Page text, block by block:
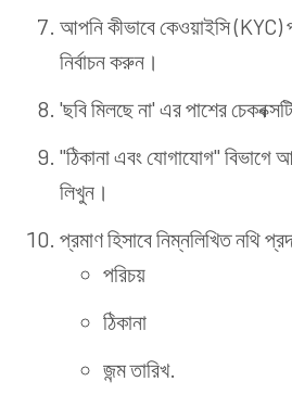
আপনি কীভাবে কেওয়াইসি (KYC)
নির্বাচন করুন।
'ছবি মিলছে না' এর পাশের
"ঠিকানা এবং যোগাযোগ" বিভাগে
লিখুন।
প্রমাণ হিসাবে নিম্নলিখিত নথি
পরিচয়
ঠিকানা
জন্ম তারিখ.